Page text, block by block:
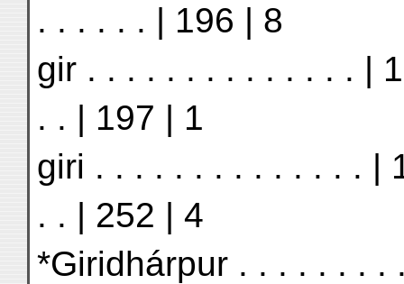
. . . . . . | 196 | 8
gir . . . . . . . . . . . . . . |
. . | 197 | 1
giri . . . . . . . . . . . . . . |
. . | 252 | 4
*Giridhárpur . . . . . . . .